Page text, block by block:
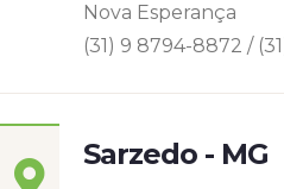
Nova Esperança
(31) 9 8794-8872 /
Sarzedo - MG